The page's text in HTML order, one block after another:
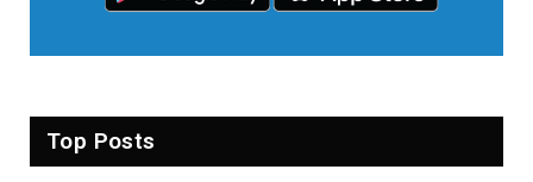
Top Posts